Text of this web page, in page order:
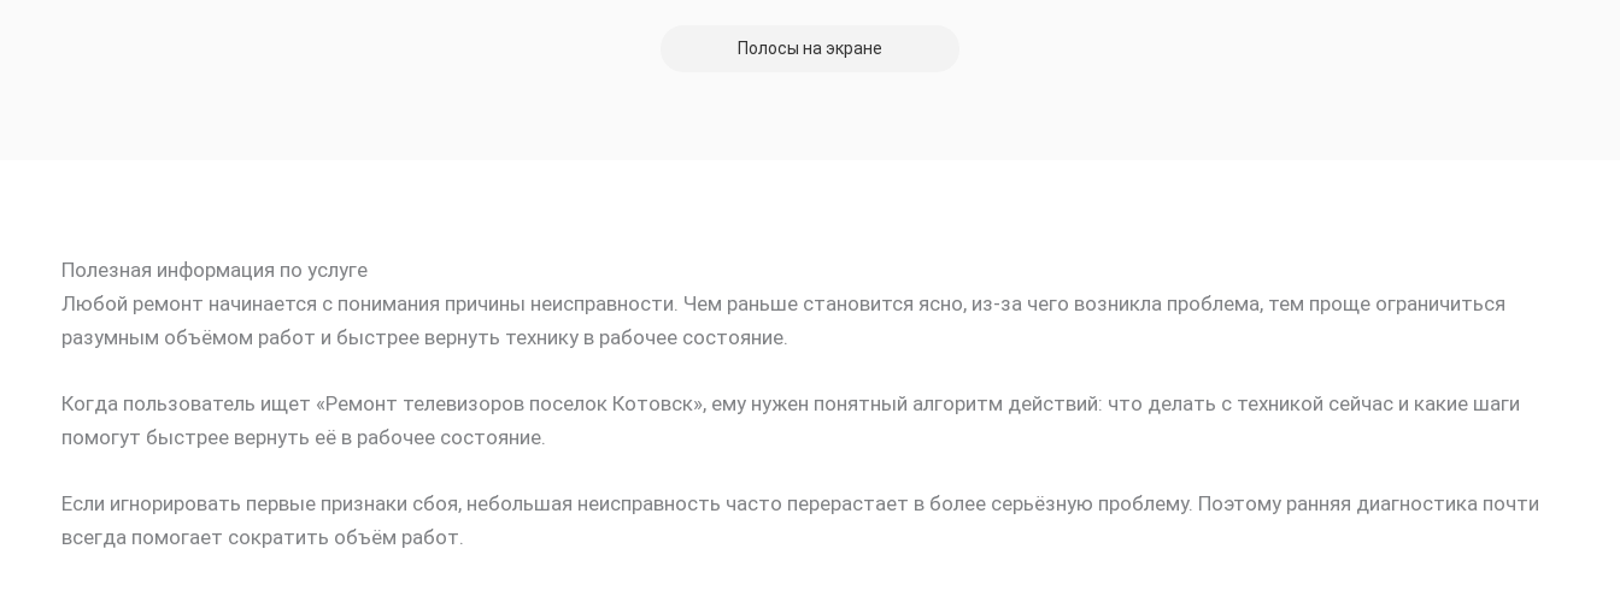
Полосы на экране
Полезная информация по услуге
Любой ремонт начинается с понимания причины неисправности. Чем раньше становится ясно, из-за чего возникла проблема, тем проще ограничиться
разумным объёмом работ и быстрее вернуть технику в рабочее состояние.
Когда пользователь ищет «Ремонт телевизоров поселок Котовск», ему нужен понятный алгоритм действий: что делать с техникой сейчас и какие шаги
помогут быстрее вернуть её в рабочее состояние.
Если игнорировать первые признаки сбоя, небольшая неисправность часто перерастает в более серьёзную проблему. Поэтому ранняя диагностика почти
всегда помогает сократить объём работ.